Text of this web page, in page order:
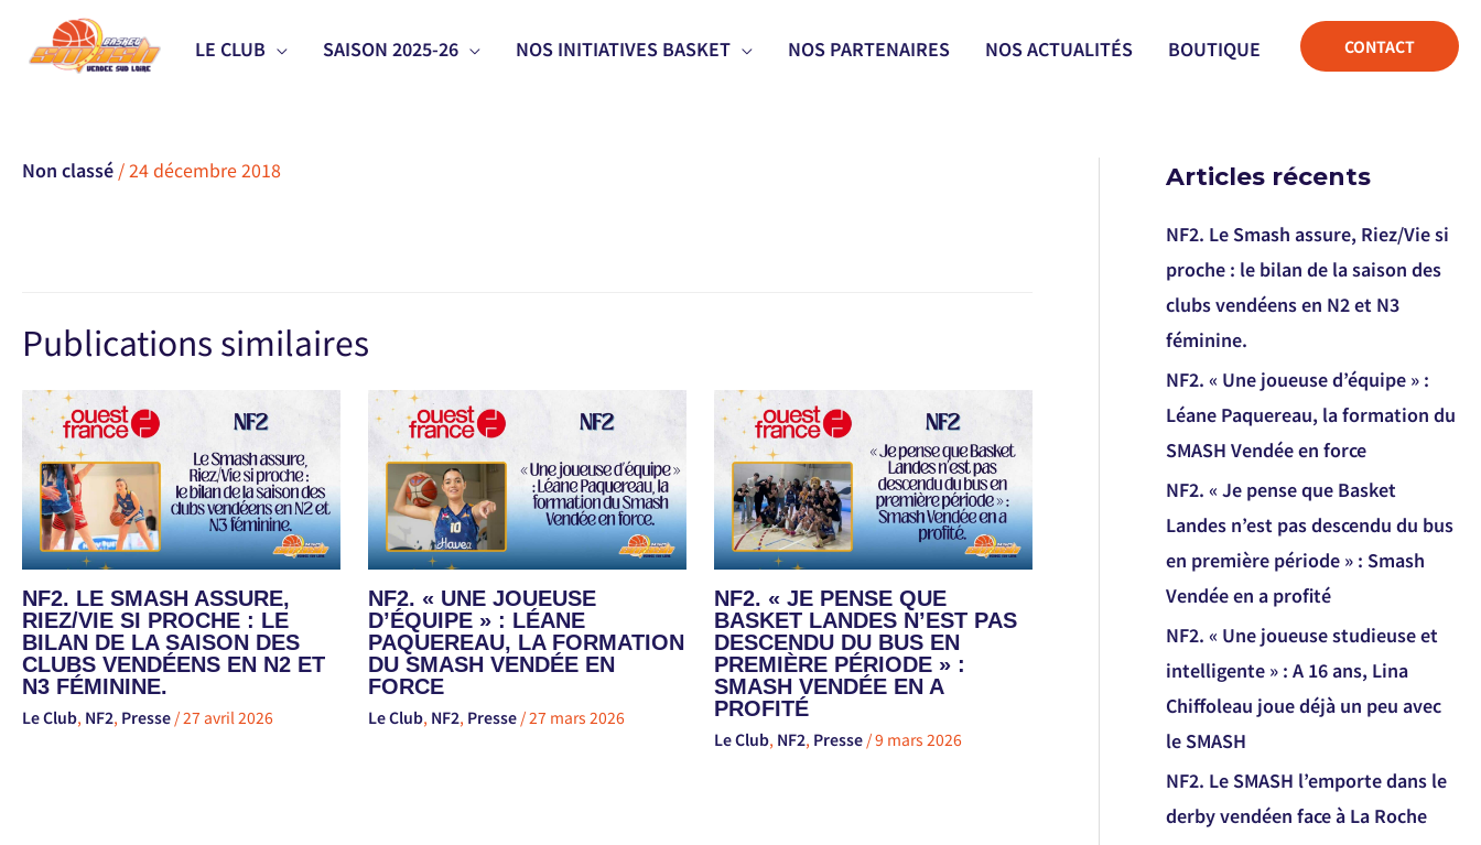
LE CLUB SAISON 2025-26 NOS INITIATIVES BASKET NOS PARTENAIRES NOS ACTUALITÉS BOUTIQUE CONTACT
Non classé /24 décembre 2018
Publications similaires
NF2. LE SMASH ASSURE,
RIEZ/VIE SI PROCHE : LE
BILAN DE LA SAISON DES
CLUBS VENDÉENS EN N2 ET
N3 FÉMININE.
Le Club, NF2, Presse /27 avril 2026
NF2. « UNE JOUEUSE
D’ÉQUIPE » : LÉANE
PAQUEREAU, LA FORMATION
DU SMASH VENDÉE EN
FORCE
Le Club, NF2, Presse /27 mars 2026
NF2. « JE PENSE QUE
BASKET LANDES N’EST PAS
DESCENDU DU BUS EN
PREMIÈRE PÉRIODE » :
SMASH VENDÉE EN A
PROFITÉ
Le Club, NF2, Presse /9 mars 2026
Articles récents
NF2. Le Smash assure, Riez/Vie si
proche : le bilan de la saison des
clubs vendéens en N2 et N3
féminine.
NF2. « Une joueuse d’équipe » :
Léane Paquereau, la formation du
SMASH Vendée en force
NF2. « Je pense que Basket
Landes n’est pas descendu du bus
en première période » : Smash
Vendée en a profité
NF2. « Une joueuse studieuse et
intelligente » : A 16 ans, Lina
Chiffoleau joue déjà un peu avec
le SMASH
NF2. Le SMASH l’emporte dans le
derby vendéen face à La Roche